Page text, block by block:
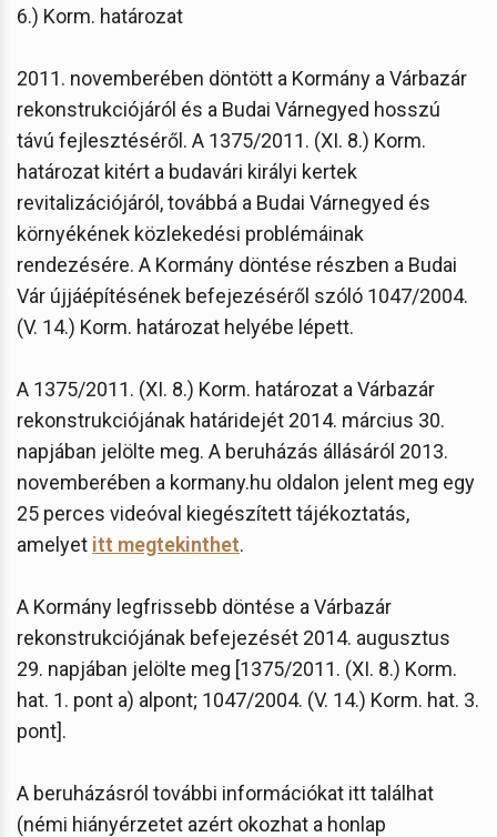
6.) Korm. határozat
2011. novemberében döntött a Kormány a Várbazár
rekonstrukciójáról és a Budai Várnegyed hosszú
távú fejlesztéséről. A 1375/2011. (XI. 8.) Korm.
határozat kitért a budavári királyi kertek
revitalizációjáról, továbbá a Budai Várnegyed és
környékének közlekedési problémáinak
rendezésére. A Kormány döntése részben a Budai
Vár újjáépítésének befejezéséről szóló 1047/2004.
(V. 14.) Korm. határozat helyébe lépett.
A 1375/2011. (XI. 8.) Korm. határozat a Várbazár
rekonstrukciójának határidejét 2014. március 30.
napjában jelölte meg. A beruházás állásáról 2013.
novemberében a kormany.hu oldalon jelent meg egy
25 perces videóval kiegészített tájékoztatás,
amelyet itt megtekinthet.
A Kormány legfrissebb döntése a Várbazár
rekonstrukciójának befejezését 2014. augusztus
29. napjában jelölte meg [1375/2011. (XI. 8.) Korm.
hat. 1. pont a) alpont; 1047/2004. (V. 14.) Korm. hat. 3.
pont].
A beruházásról további információkat itt találhat
(némi hiányérzetet azért okozhat a honlap